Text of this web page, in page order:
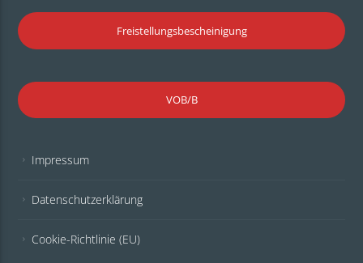
Freistellungsbescheinigung
VOB/B
Impressum
Datenschutzerklärung
Cookie-Richtlinie (EU)